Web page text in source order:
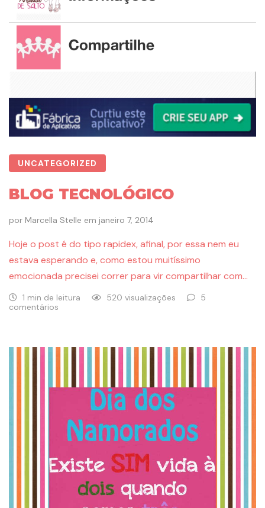
UNCATEGORIZED
BLOG TECNOLÓGICO
por Marcella Stelle em janeiro 7, 2014
Hoje o post é do tipo rapidex, afinal, por essa nem eu
estava esperando e, como estou muitíssimo
emocionada precisei correr para vir compartilhar com…
1 min de leitura 520 visualizações
5
comentários